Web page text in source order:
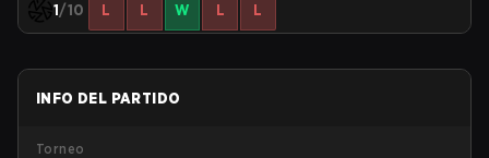
1/10 L L W L L
INFO DEL PARTIDO
Torneo